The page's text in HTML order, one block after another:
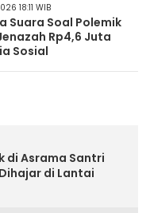
18:11 WIB
Suara Soal Polemik
Rp4,6 Juta
Sosial
di Asrama Santri
di Lantai